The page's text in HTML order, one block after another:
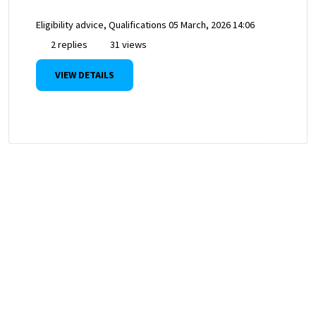
Eligibility advice, Qualifications 05 March, 2026 14:06
2 replies
31 views
VIEW DETAILS